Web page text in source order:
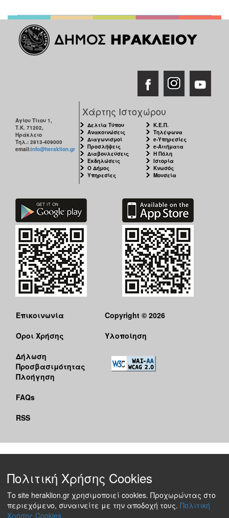
Αγίου Τίτου 1,
Τ.Κ. 71202,
Ηράκλειο
Τηλ.: 2813-409000
email:info@heraklion.gr
Χάρτης Ιστοχώρου
Δελτία Τύπου
Ανακοινώσεις
Διαγωνισμοί
Προσλήψεις
Διαβουλεύσεις
Εκδηλώσεις
Ο Δήμος
Υπηρεσίες
Κ.Ε.Π.
Τηλέφωνα
e-Υπηρεσίες
e-Αιτήματα
Η Πόλη
Ιστορία
Κνωσός
Μουσεία
Επικοινωνία
Όροι Χρήσης
Δήλωση
Προσβασιμότητας
Πλοήγηση
FAQs
RSS
Copyright © 2026
Υλοποίηση
Πολιτική Χρήσης Cookies
Το site heraklion.gr χρησιμοποιεί cookies. Προχωρώντας στο
περιεχόμενο, συναινείτε με την αποδοχή τους. Πολιτική
Χρήσης Cookies